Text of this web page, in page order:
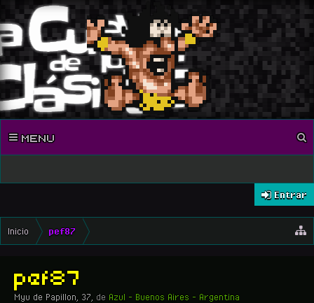
MENU
Entrar
Inicio pef87
pef87
Myu de Papillon , 37, de Azul - Buenos Aires - Argentina